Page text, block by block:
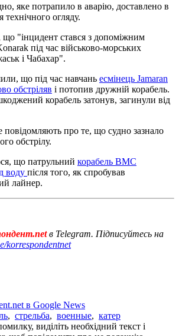
яке потрапило в аварію, доставлено в
огляду.
"інцидент стався з допоміжним
під час військово-морських
і Чабахар".
що під час навчань есмінець Jamaran
обстріляв і потопив дружній корабель.
корабель затонув, загинули від
повідомляють про те, що судно зазнало
обстрілу.
що патрульний корабель ВМС
воду після того, як спробував
лайнер.
в Telegram. Підписуйтесь на
korrespondentnet
в Google News
, стрельба, военные, катер
виділіть необхідний текст і